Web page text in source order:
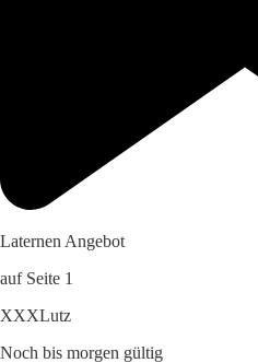
Laternen Angebot
auf Seite 1
XXXLutz
Noch bis morgen gültig